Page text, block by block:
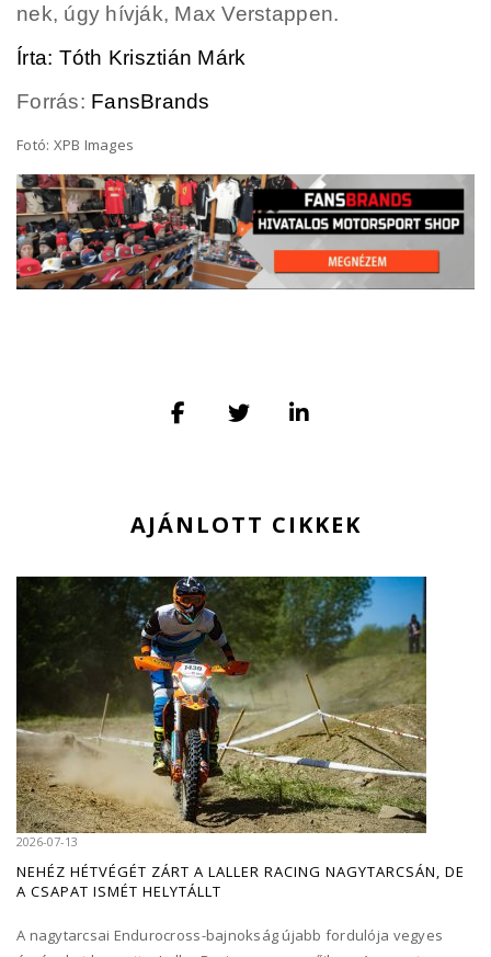
nek, úgy hívják, Max Verstappen.
Írta: Tóth Krisztián Márk
Forrás: FansBrands
Fotó: XPB Images
AJÁNLOTT CIKKEK
2026-07-13
NEHÉZ HÉTVÉGÉT ZÁRT A LALLER RACING NAGYTARCSÁN, DE
A CSAPAT ISMÉT HELYTÁLLT
A nagytarcsai Endurocross-bajnokság újabb fordulója vegyes